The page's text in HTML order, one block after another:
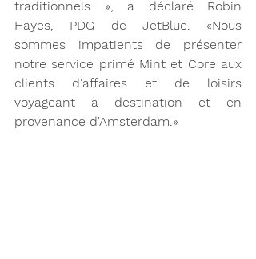
traditionnels », a déclaré Robin
Hayes, PDG de JetBlue. «Nous
sommes impatients de présenter
notre service primé Mint et Core aux
clients d'affaires et de loisirs
voyageant à destination et en
provenance d'Amsterdam.»